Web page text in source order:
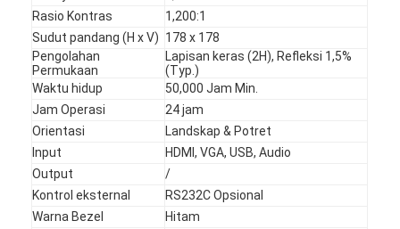
Tentang kami
Tur Pabrik
Kontrol kualitas
Berita
ngobrol sekarang
Rasio Kontras
1,200:1
Sudut pandang (H x V) 178 x 178
Pengolahan
Permukaan
Lapisan keras (2H), Refleksi 1,5%
(Typ.)
Waktu hidup
50,000 Jam Min.
Jam Operasi
24 jam
Orientasi
Landskap & Potret
Input
HDMI, VGA, USB, Audio
Output
/
Kontrol eksternal
RS232C Opsional
Warna Bezel
Hitam